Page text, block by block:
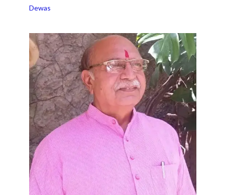
Dewas